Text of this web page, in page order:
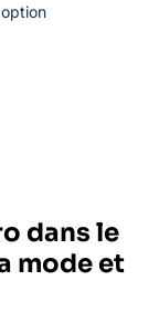
dans le
mode et